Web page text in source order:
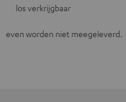
los verkrijgbaar
even worden niet meegeleverd.